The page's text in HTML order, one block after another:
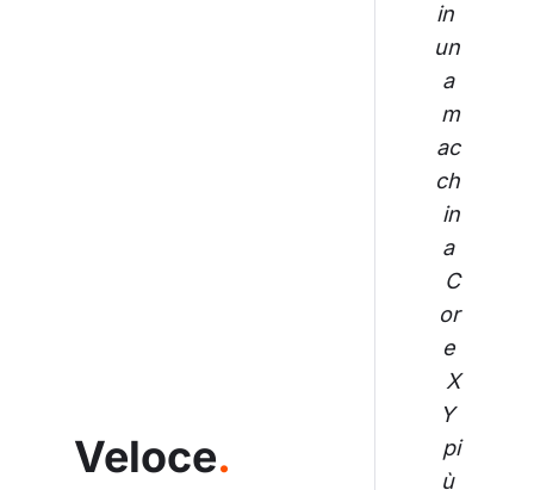
Veloce.
in
un
a
m
ac
ch
in
a
C
or
e
X
Y
pi
ù